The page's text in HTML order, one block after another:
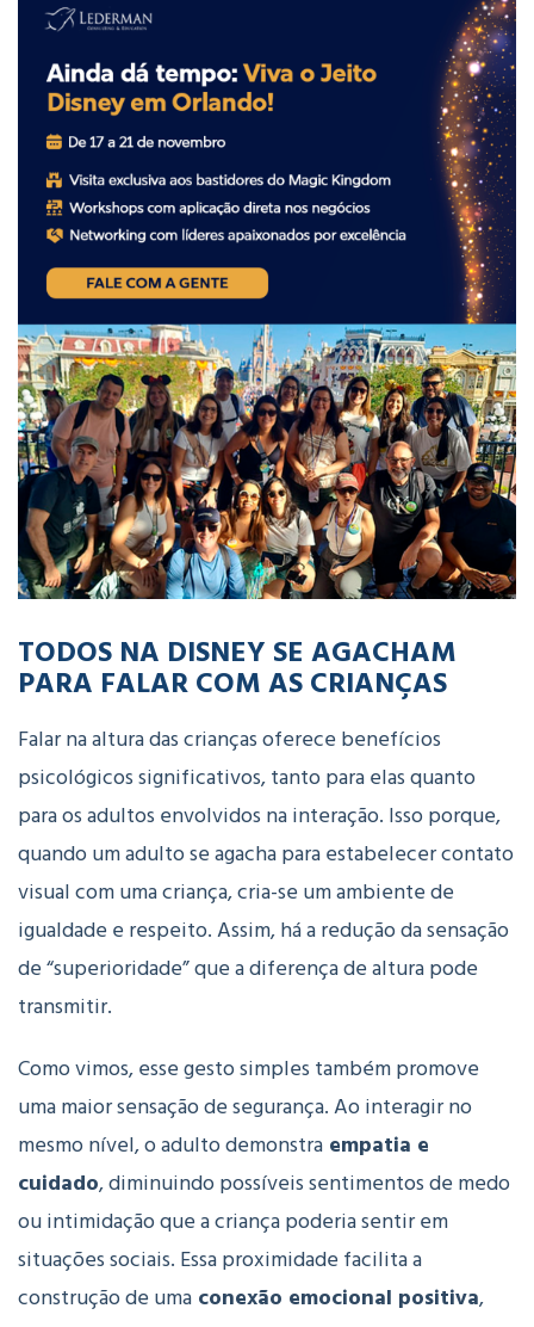
TODOS NA DISNEY SE AGACHAM
PARA FALAR COM AS CRIANÇAS
Falar na altura das crianças oferece benefícios
psicológicos significativos, tanto para elas quanto
para os adultos envolvidos na interação. Isso porque,
quando um adulto se agacha para estabelecer contato
visual com uma criança, cria-se um ambiente de
igualdade e respeito. Assim, há a redução da sensação
de “superioridade” que a diferença de altura pode
transmitir.
Como vimos, esse gesto simples também promove
uma maior sensação de segurança. Ao interagir no
mesmo nível, o adulto demonstra empatia e
cuidado, diminuindo possíveis sentimentos de medo
ou intimidação que a criança poderia sentir em
situações sociais. Essa proximidade facilita a
construção de uma conexão emocional positiva,